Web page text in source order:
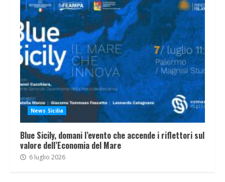
News Sicilia
Blue Sicily, domani l’evento che accende i riflettori sul
valore dell’Economia del Mare
6 luglio 2026